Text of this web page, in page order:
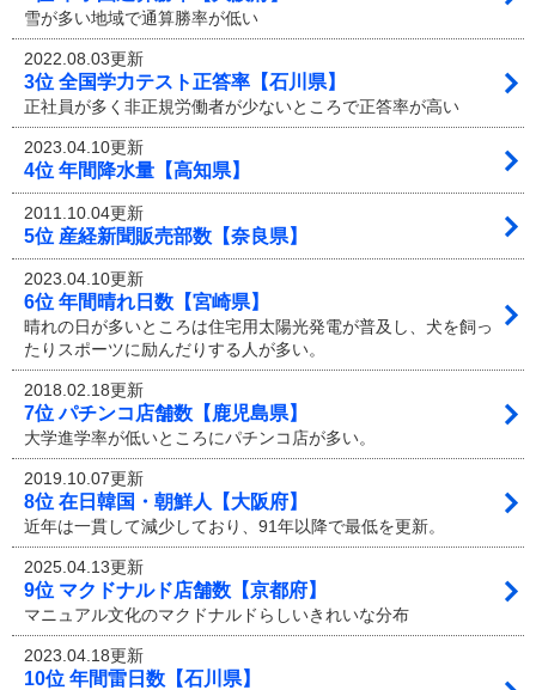
雪が多い地域で通算勝率が低い
2022.08.03更新
3位 全国学力テスト正答率【石川県】
正社員が多く非正規労働者が少ないところで正答率が高い
2023.04.10更新
4位 年間降水量【高知県】
2011.10.04更新
5位 産経新聞販売部数【奈良県】
2023.04.10更新
6位 年間晴れ日数【宮崎県】
晴れの日が多いところは住宅用太陽光発電が普及し、犬を飼っ
たりスポーツに励んだりする人が多い。
2018.02.18更新
7位 パチンコ店舗数【鹿児島県】
大学進学率が低いところにパチンコ店が多い。
2019.10.07更新
8位 在日韓国・朝鮮人【大阪府】
近年は一貫して減少しており、91年以降で最低を更新。
2025.04.13更新
9位 マクドナルド店舗数【京都府】
マニュアル文化のマクドナルドらしいきれいな分布
2023.04.18更新
10位 年間雷日数【石川県】